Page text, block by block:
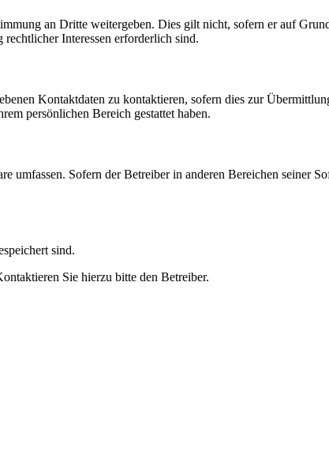
an Dritte weitergeben. Dies gilt nicht, sofern er auf
Interessen erforderlich sind.
Kontaktdaten zu kontaktieren, sofern dies zur
persönlichen Bereich gestattet haben.
Sofern der Betreiber in anderen Bereichen seiner
sind.
Sie hierzu bitte den Betreiber.